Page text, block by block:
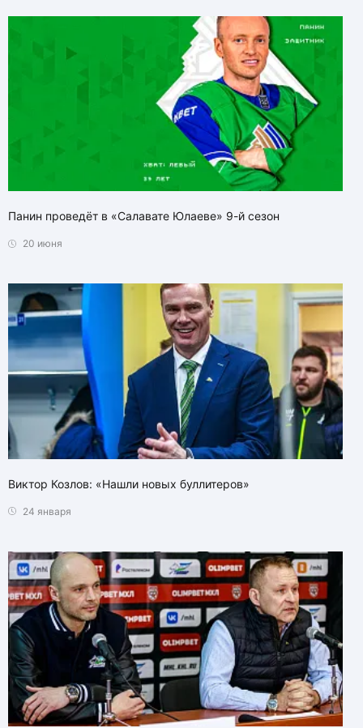
Панин проведёт в «Салавате Юлаеве» 9-й сезон
20 июня
Виктор Козлов: «Нашли новых буллитеров»
24 января